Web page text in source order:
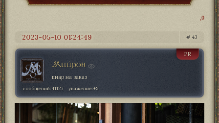
0
43
2023-05-10 01:24:49
Мийрон
PR
пиар на заказ
сообщений:41127 уважение:+5